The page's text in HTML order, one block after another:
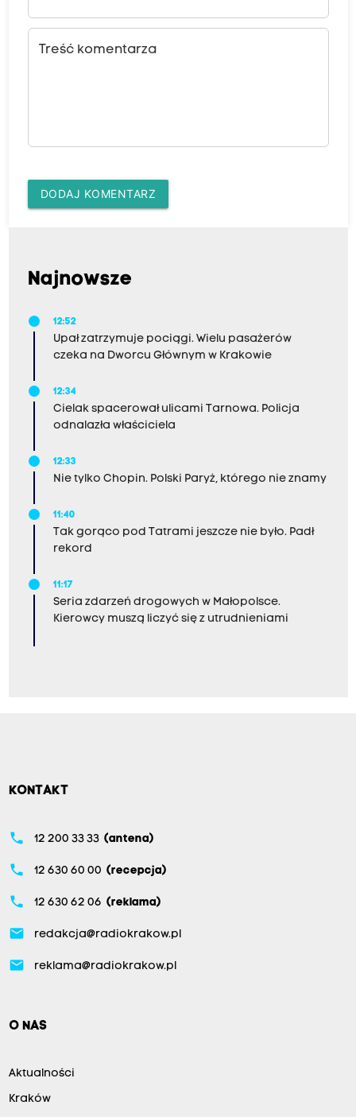
Treść komentarza
DODAJ KOMENTARZ
Najnowsze
12:52
Upał zatrzymuje pociągi. Wielu pasażerów
czeka na Dworcu Głównym w Krakowie
12:34
Cielak spacerował ulicami Tarnowa. Policja
odnalazła właściciela
12:33
Nie tylko Chopin. Polski Paryż, którego nie znamy
11:40
Tak gorąco pod Tatrami jeszcze nie było. Padł
rekord
11:17
Seria zdarzeń drogowych w Małopolsce.
Kierowcy muszą liczyć się z utrudnieniami
KONTAKT
phone 12 200 33 33 (antena)
phone 12 630 60 00 (recepcja)
phone 12 630 62 06 (reklama)
email redakcja@radiokrakow.pl
email reklama@radiokrakow.pl
O NAS
Aktualności
Kraków